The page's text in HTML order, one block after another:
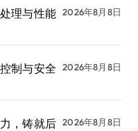
理与性能 2026年8月8日
制与安全
2026年8月8日
，铸就后 2026年8月8日